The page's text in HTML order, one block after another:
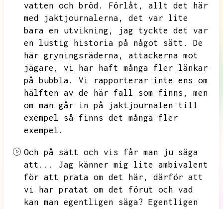
vatten och bröd.
Förlåt,
allt det här
med jaktjournalerna,
det var lite
bara en utvikning,
jag tyckte det var
en lustig historia på något sätt.
De
här gryningsräderna,
attackerna mot
jägare,
vi har haft många fler länkar
på bubbla.
Vi rapporterar inte ens om
hälften av de här fall som finns,
men
om man går in på jaktjournalen till
exempel så finns det många fler
exempel.
Och på sätt och vis får man ju säga
att...
Jag känner mig lite ambivalent
för att prata om det här,
därför att
vi har pratat om det förut och vad
kan man egentligen säga? Egentligen